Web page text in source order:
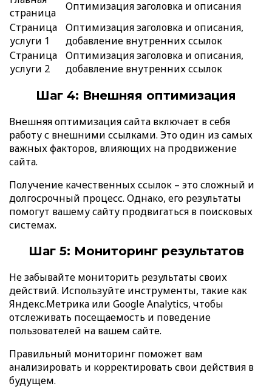
страница
Оптимизация заголовка и описания
Страница
услуги 1
Оптимизация заголовка и описания,
добавление внутренних ссылок
Страница
услуги 2
Оптимизация заголовка и описания,
добавление внутренних ссылок
Шаг 4: Внешняя оптимизация
Внешняя оптимизация сайта включает в себя
работу с внешними ссылками. Это один из самых
важных факторов, влияющих на продвижение
сайта.
Получение качественных ссылок – это сложный и
долгосрочный процесс. Однако, его результаты
помогут вашему сайту продвигаться в поисковых
системах.
Шаг 5: Мониторинг результатов
Не забывайте мониторить результаты своих
действий. Используйте инструменты, такие как
Яндекс.Метрика или Google Analytics, чтобы
отслеживать посещаемость и поведение
пользователей на вашем сайте.
Правильный мониторинг поможет вам
анализировать и корректировать свои действия в
будущем.